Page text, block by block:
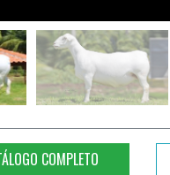
COMPLETO